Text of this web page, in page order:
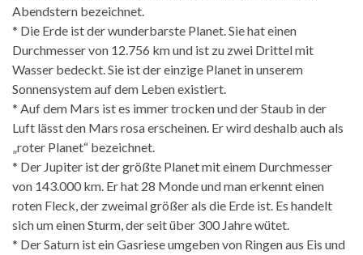
Abendstern bezeichnet.
* Die Erde ist der wunderbarste Planet. Sie hat einen
Durchmesser von 12.756 km und ist zu zwei Drittel mit
Wasser bedeckt. Sie ist der einzige Planet in unserem
Sonnensystem auf dem Leben existiert.
* Auf dem Mars ist es immer trocken und der Staub in der
Luft lässt den Mars rosa erscheinen. Er wird deshalb auch als
„roter Planet“ bezeichnet.
* Der Jupiter ist der größte Planet mit einem Durchmesser
von 143.000 km. Er hat 28 Monde und man erkennt einen
roten Fleck, der zweimal größer als die Erde ist. Es handelt
sich um einen Sturm, der seit über 300 Jahre wütet.
* Der Saturn ist ein Gasriese umgeben von Ringen aus Eis und